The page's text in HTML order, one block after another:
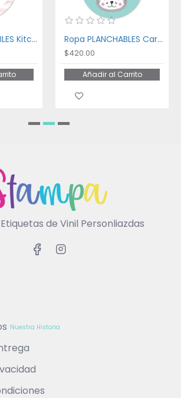
Ropa PLANCHABLES Kitchen Ropa PLANCHABLES Cartoon Cat
$420.00
Añadir al Carrito
de Vinil Personliazdas
Nuestra Historia